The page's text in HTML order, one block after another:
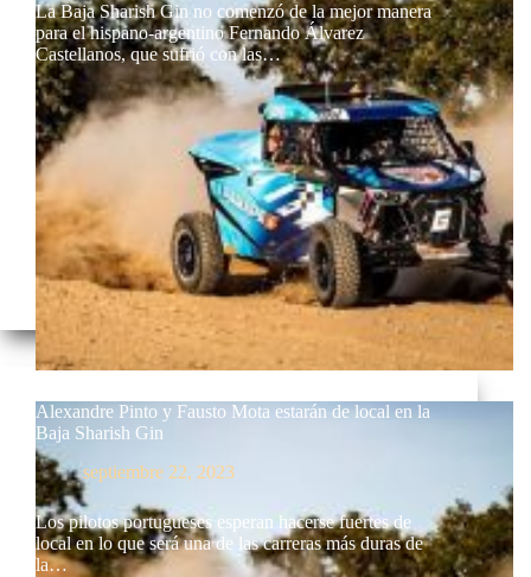
La Baja Sharish Gin no comenzó de la mejor manera
para el hispano-argentino Fernando Álvarez
Castellanos, que sufrió con las…
Alexandre Pinto y Fausto Mota estarán de local en la
Baja Sharish Gin
septiembre 22, 2023
Los pilotos portugueses esperan hacerse fuertes de
local en lo que será una de las carreras más duras de
la…